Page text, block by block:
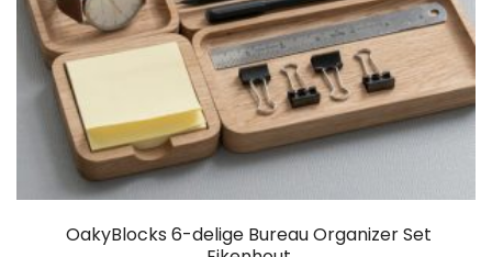
OakyBlocks 6-delige Bureau Organizer Set